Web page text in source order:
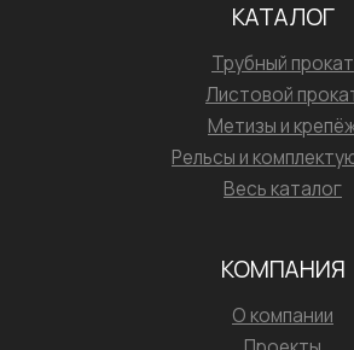
КАТАЛОГ
Трубный прокат
Листовой
Метизы и
Рельсы и
Весь каталог
КОМПАНИЯ
О компании